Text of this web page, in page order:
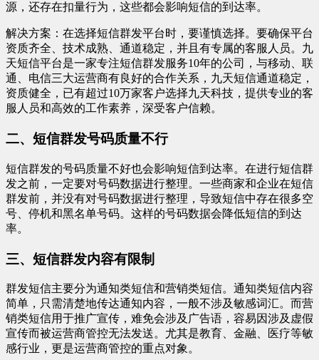
源，还存在扣量行为，这些都会影响短信的到达率。
解决方案：在选择短信群发平台时，要谨慎选择。要确保平台
资质齐全、技术成熟、通道稳定，并且有专属的客服人员。九
天短信平台是一家专注短信群发服务10年的公司，与移动、联
通、电信三大运营商有良好的合作关系，九天短信通道稳定，
资质健全，已有超过10万家客户选择九天科技，提供专业的客
服人员和高效的工作素养，深受客户信赖。
二、短信群发号码质量不行
短信群发的号码质量不好也会影响短信到达率。在进行短信群
发之前，一定要对号码数据进行整理。一些商家和企业在短信
群发前，并没有对号码数据进行整理，导致短信中存在很多空
号、停机和黑名单号码。这样的号码数据会降低短信的到达
率。
三、短信群发内容有限制
群发短信主要分为通知类短信和营销类短信。通知类短信内容
简单，只需清楚地传达通知内容，一般不涉及敏感词汇。而营
销类短信用于推广宣传，难免会涉及广告语，容易因涉及虚假
宣传而被运营商管控无法发送。尤其是教育、金融、医疗等敏
感行业，更是运营商管控的重点对象。